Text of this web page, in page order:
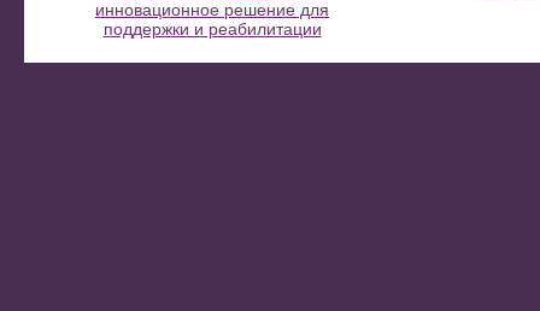
инновационное решение для
поддержки и реабилитации